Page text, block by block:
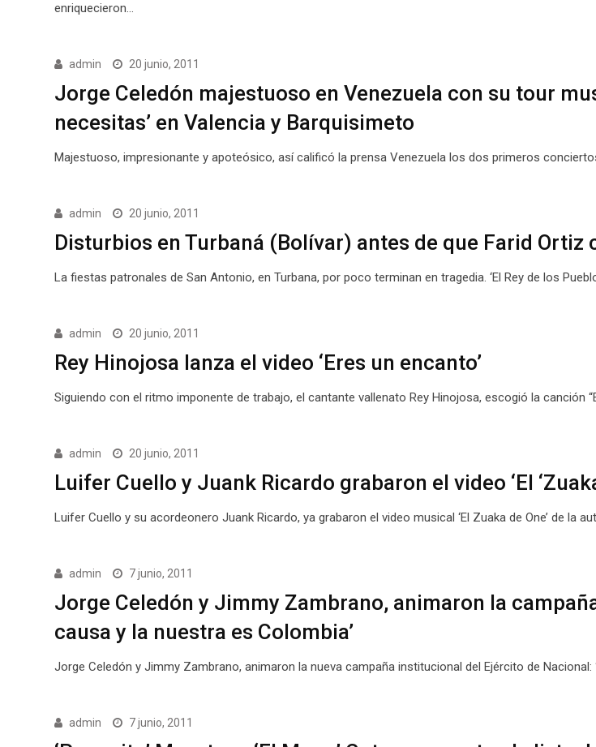
enriquecieron…
admin 20 junio, 2011
Jorge Celedón majestuoso en Venezuela con su tour
necesitas’ en Valencia y Barquisimeto
Majestuoso, impresionante y apoteósico, así calificó la prensa Venezuela los dos primeros
admin 20 junio, 2011
Disturbios en Turbaná (Bolívar) antes de que Farid Ortiz
La fiestas patronales de San Antonio, en Turbana, por poco terminan en tragedia. ‘El Rey de los
admin 20 junio, 2011
Rey Hinojosa lanza el video ‘Eres un encanto’
Siguiendo con el ritmo imponente de trabajo, el cantante vallenato Rey Hinojosa, escogió la canción
admin 20 junio, 2011
Luifer Cuello y Juank Ricardo grabaron el video ‘El
Luifer Cuello y su acordeonero Juank Ricardo, ya grabaron el video musical ‘El Zuaka de One’ de la
admin 7 junio, 2011
Jorge Celedón y Jimmy Zambrano, animaron la
causa y la nuestra es Colombia’
Jorge Celedón y Jimmy Zambrano, animaron la nueva campaña institucional del Ejército de Nacional:
admin 7 junio, 2011